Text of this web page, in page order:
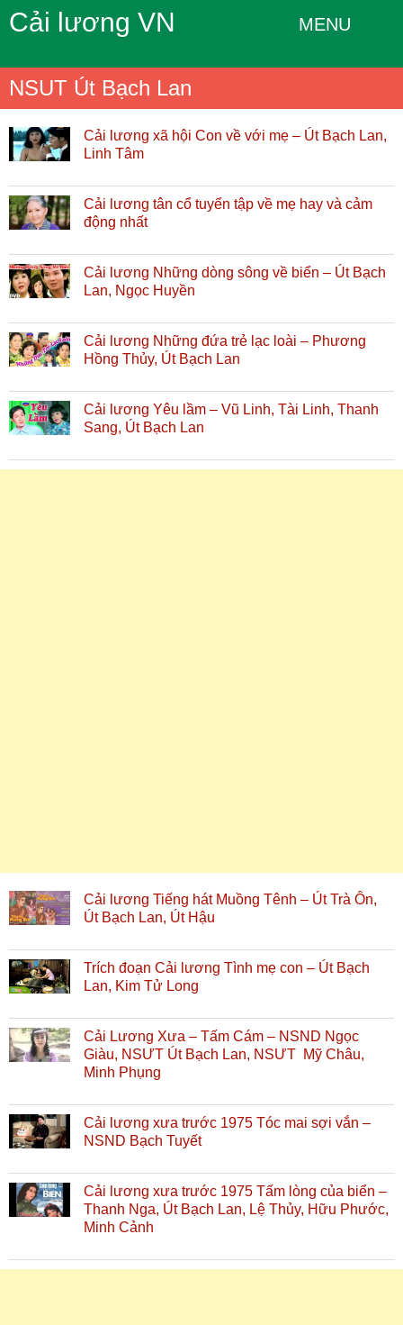
Cải lương VN MENU
NSUT Út Bạch Lan
Cải lương xã hội Con về với mẹ – Út Bạch Lan,
Linh Tâm
Cải lương tân cổ tuyển tập về mẹ hay và cảm
động nhất
Cải lương Những dòng sông về biển – Út Bạch
Lan, Ngọc Huyền
Cải lương Những đứa trẻ lạc loài – Phương
Hồng Thủy, Út Bạch Lan
Cải lương Yêu lầm – Vũ Linh, Tài Linh, Thanh
Sang, Út Bạch Lan
Cải lương Tiếng hát Muồng Tênh – Út Trà Ôn,
Út Bạch Lan, Út Hậu
Trích đoạn Cải lương Tình mẹ con – Út Bạch
Lan, Kim Tử Long
Cải Lương Xưa – Tấm Cám – NSND Ngọc
Giàu, NSƯT Út Bạch Lan, NSƯT Mỹ Châu,
Minh Phụng
Cải lương xưa trước 1975 Tóc mai sợi vắn –
NSND Bạch Tuyết
Cải lương xưa trước 1975 Tấm lòng của biển –
Thanh Nga, Út Bạch Lan, Lệ Thủy, Hữu Phước,
Minh Cảnh